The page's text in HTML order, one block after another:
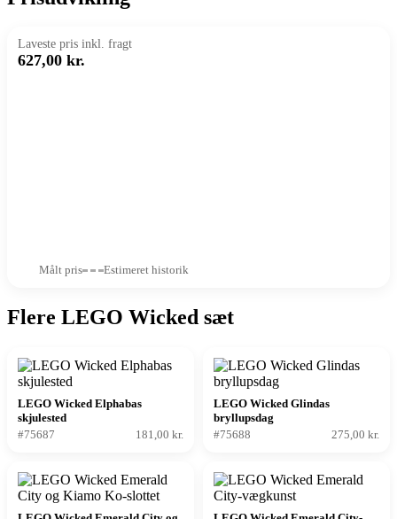
Laveste pris inkl. fragt
627,00 kr.
Målt pris Estimeret historik
Flere LEGO Wicked sæt
LEGO Wicked Elphabas
skjulested
#75687
181,00 kr.
LEGO Wicked Glindas
bryllupsdag
#75688
275,00 kr.